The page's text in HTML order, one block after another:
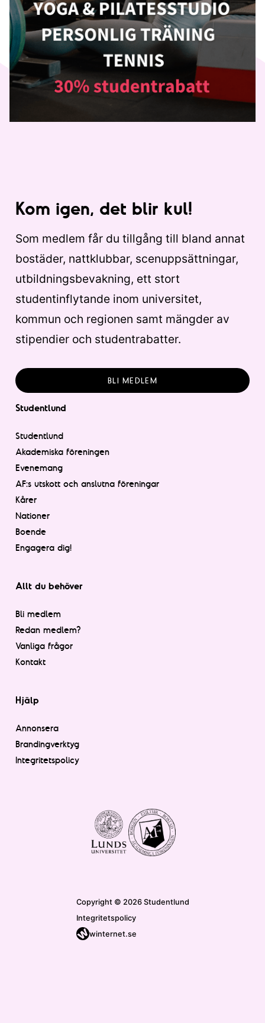
Kom igen, det blir kul!
Som medlem får du tillgång till bland annat
bostäder, nattklubbar, scenuppsättningar,
utbildningsbevakning, ett stort
studentinflytande inom universitet,
kommun och regionen samt mängder av
stipendier och studentrabatter.
BLI MEDLEM
Studentlund
Studentlund
Akademiska föreningen
Evenemang
AF:s utskott och anslutna föreningar
Kårer
Nationer
Boende
Engagera dig!
Allt du behöver
Bli medlem
Redan medlem?
Vanliga frågor
Kontakt
Hjälp
Annonsera
Brandingverktyg
Integritetspolicy
Copyright © 2026 Studentlund
Integritetspolicy
winternet.se